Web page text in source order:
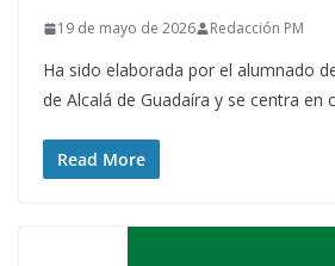
19 de mayo de 2026 Redacción PM
Ha sido elaborada por el alumnado
de Alcalá de Guadaíra y se centra en
Read More